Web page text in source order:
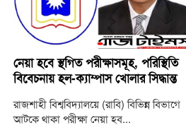
নেয়া হবে স্থগিত পরীক্ষাসমূহ, পরিস্থিতি
বিবেচনায় হল-ক্যাম্পাস খোলার সিদ্ধান্ত
রাজশাহী বিশ্ববিদ্যালয়ে (রাবি) বিভিন্ন বিভাগে
আটকে থাকা পরীক্ষা নেয়া হব...